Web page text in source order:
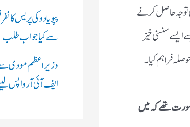
توجہ حاصل کرنے
سنسنی خیز
فراہم کیا۔
تھے کہ میں
پپو یادو کی پریس
سے کیا جواب طلب
وزیر اعظم مودی سے
ایف آئی آر واپس